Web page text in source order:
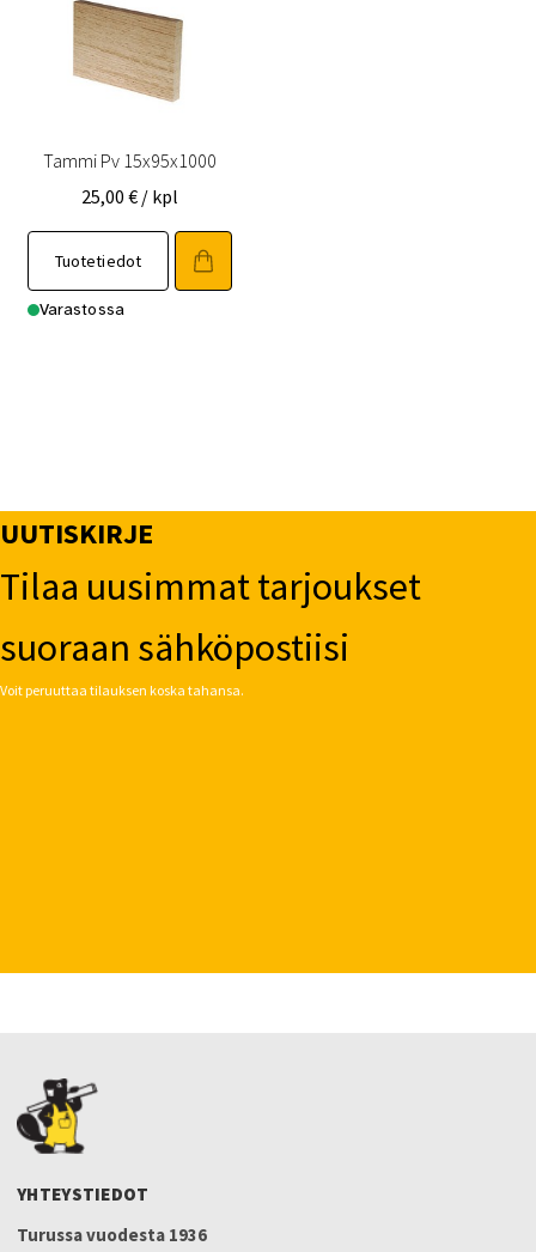
Tammi Pv 15x95x1000
25,00 € / kpl
Tuotetiedot
Varastossa
UUTISKIRJE
Tilaa uusimmat tarjoukset
suoraan sähköpostiisi
Voit peruuttaa tilauksen koska tahansa.
YHTEYSTIEDOT
Turussa vuodesta 1936